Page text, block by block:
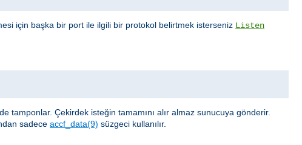
için başka bir port ile ilgili bir protokol belirtmek isterseniz Listen
tamponlar. Çekirdek isteğin tamamını alır almaz sunucuya gönderir.
sadece accf_data(9) süzgeci kullanılır.